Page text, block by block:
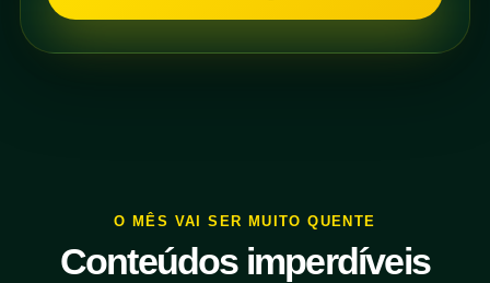
O MÊS VAI SER MUITO QUENTE
Conteúdos imperdíveis